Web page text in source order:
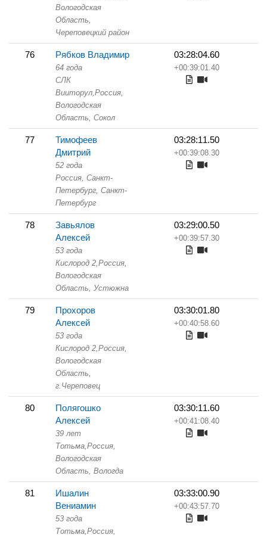
Вологодская
Область,
Череповецкий район
76 Рябков Владимир
64 года
СЛК
Вииторул,Россия,
Вологодская
Область, Сокол
03:28:04.60
+00:39:01.40
77
Тимофеев
Дмитрий
52 года
Россия, Санкт-
Петербург, Санкт-
Петербург
03:28:11.50
+00:39:08.30
78
Завьялов
Алексей
53 года
Кислород 2,Россия,
Вологодская
Область, Устюжна
03:29:00.50
+00:39:57.30
79
Прохоров
Алексей
53 года
Кислород 2,Россия,
Вологодская
Область,
г.Череповец
03:30:01.80
+00:40:58.60
80
Полягошко
Алексей
39 лет
Тотьма,Россия,
Вологодская
Область, Вологда
03:30:11.60
+00:41:08.40
81
Ишалин
Вениамин
53 года
Тотьма,Россия,
03:33:00.90
+00:43:57.70